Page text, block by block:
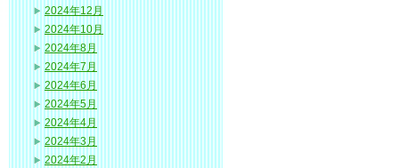
2024年12月
2024年10月
2024年8月
2024年7月
2024年6月
2024年5月
2024年4月
2024年3月
2024年2月